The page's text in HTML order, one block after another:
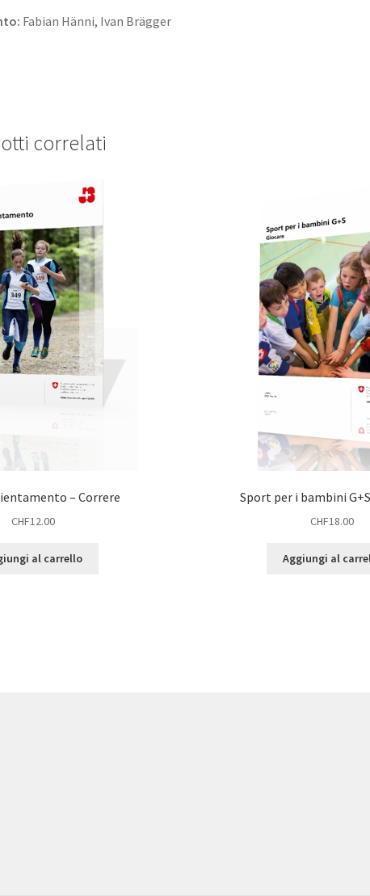
Fabian Hänni, Ivan Brägger
correlati
– Correre
CHF12.00
al carrello
Sport per i bambini
CHF18.00
Aggiungi al